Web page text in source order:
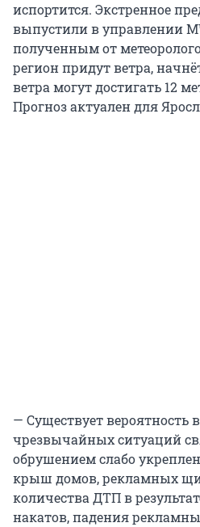
испортится. Экстренное
выпустили в управлении
полученным от
регион придут ветра,
ветра могут достигать 12
Прогноз актуален для
— Существует вероятность
чрезвычайных ситуаций
обрушением слабо
крыш домов, рекламных
количества ДТП в
накатов, падения